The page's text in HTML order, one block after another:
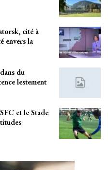
cité à
envers la
du
lestement
et le Stade